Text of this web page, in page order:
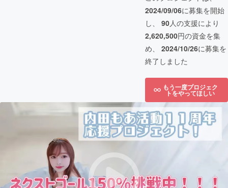
2024/09/06に募集を開始
し、 90人の支援により
2,620,500円の資金を集
め、 2024/10/26に募集を
終了しました
もう一度プロジェク
トをやってほしい